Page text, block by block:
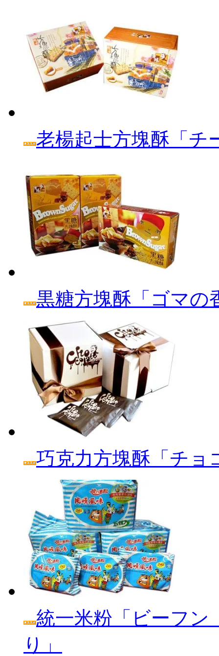
老楊起士方塊酥「チ
黒糖方塊酥「ゴマの
巧克力方塊酥「チョ
統一米粉「ビーフン
り」